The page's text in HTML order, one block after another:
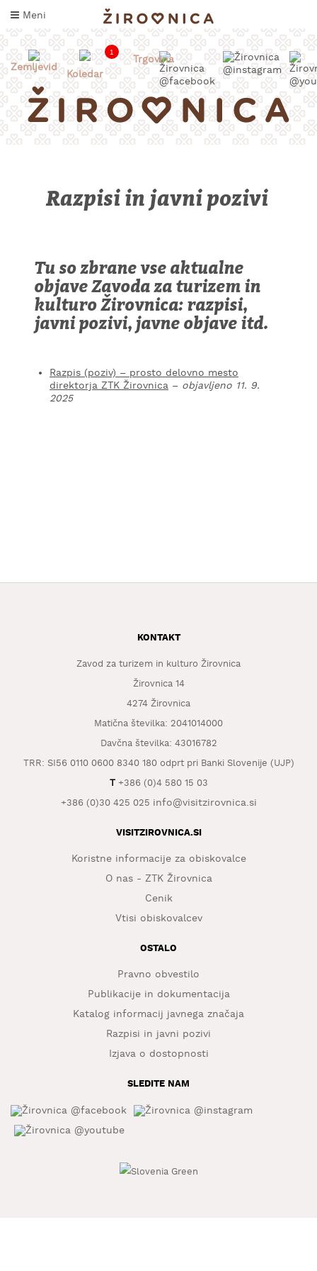
na
Meni
DOŽIVETI
Zemljevid
1
Koledar
Trgovina
Razpisi in javni pozivi
Tu so zbrane vse aktualne
objave Zavoda za turizem in
kulturo Žirovnica: razpisi,
javni pozivi, javne objave itd.
Razpis (poziv) – prosto delovno mesto
direktorja ZTK Žirovnica – objavljeno 11. 9.
2025
KONTAKT
Zavod za turizem in kulturo Žirovnica
Žirovnica 14
4274 Žirovnica
Matična številka: 2041014000
Davčna številka: 43016782
TRR: SI56 0110 0600 8340 180 odprt pri Banki Slovenije (UJP)
T+386 (0)4 580 15 03
+386 (0)30 425 025 info@visitzirovnica.si
VISITZIROVNICA.SI
Koristne informacije za obiskovalce
O nas - ZTK Žirovnica
Cenik
Vtisi obiskovalcev
OSTALO
Pravno obvestilo
Publikacije in dokumentacija
Katalog informacij javnega značaja
Razpisi in javni pozivi
Izjava o dostopnosti
SLEDITE NAM